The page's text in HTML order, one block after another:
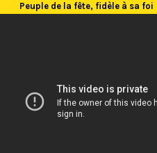
Peuple de la fête, fidèle à sa foi